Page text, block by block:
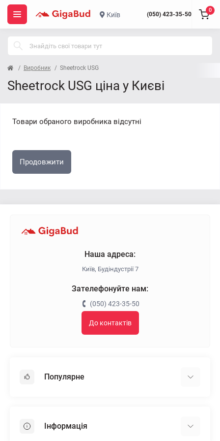
Київ (050) 423-35-50
0
Виробник Sheetrock USG
Sheetrock USG ціна у Києві
Товари обраного виробника відсутні
Продовжити
Наша адреса:
Київ, Будіндустрії 7
Зателефонуйте нам:
(050) 423-35-50
До контактів
Популярне
Пінопласт
Інформація